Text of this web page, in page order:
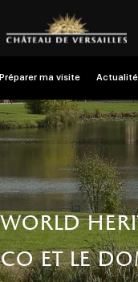
Préparer ma visite
et le